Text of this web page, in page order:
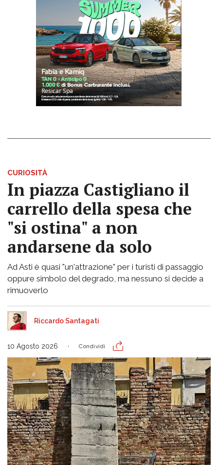
CURIOSITÀ
In piazza Castigliano il
carrello della spesa che
"si ostina" a non
andarsene da solo
Ad Asti è quasi "un'attrazione" per i turisti di passaggio
oppure simbolo del degrado, ma nessuno si decide a
rimuoverlo
Riccardo Santagati
10 Agosto 2026 Condividi